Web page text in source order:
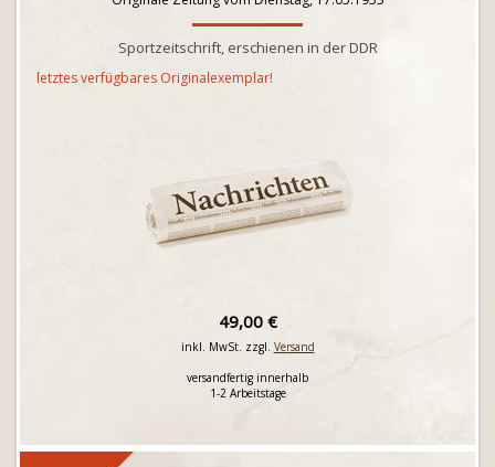
Sportzeitschrift, erschienen in der DDR
letztes verfügbares Originalexemplar!
49,00 €
inkl. MwSt. zzgl. Versand
versandfertig innerhalb
1-2 Arbeitstage